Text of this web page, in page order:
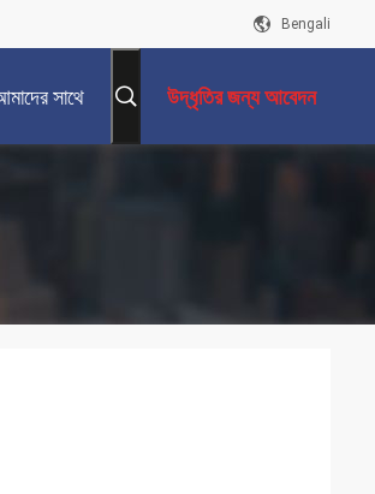
Bengali
সাথে উদ্ধৃতির জন্য আবেদন